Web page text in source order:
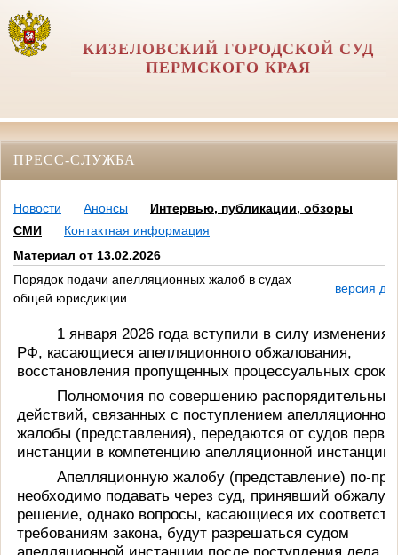
КИЗЕЛОВСКИЙ ГОРОДСКОЙ СУД
ПЕРМСКОГО КРАЯ
ПРЕСС-СЛУЖБА
Новости Анонсы
Интервью, публикации, обзоры
СМИ
Контактная информация
Материал от 13.02.2026
Порядок подачи апелляционных жалоб в судах
общей юрисдикции
версия
1 января 2026 года вступили в силу изменения
РФ, касающиеся апелляционного обжалования,
восстановления пропущенных процессуальных
Полномочия по совершению распорядительных
действий, связанных с поступлением апелляционной
жалобы (представления), передаются от судов
инстанции в компетенцию апелляционной инстанции.
Апелляционную жалобу (представление) по-
необходимо подавать через суд, принявший
решение, однако вопросы, касающиеся их
требованиям закона, будут разрешаться судом
апелляционной инстанции после поступления дела